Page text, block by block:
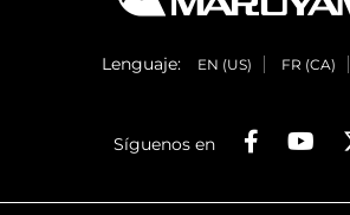
Lenguaje: EN (US) FR (CA)
Síguenos en